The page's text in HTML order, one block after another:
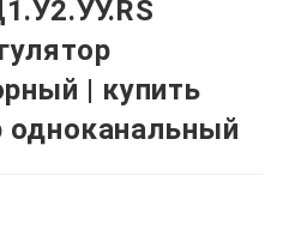
| купить